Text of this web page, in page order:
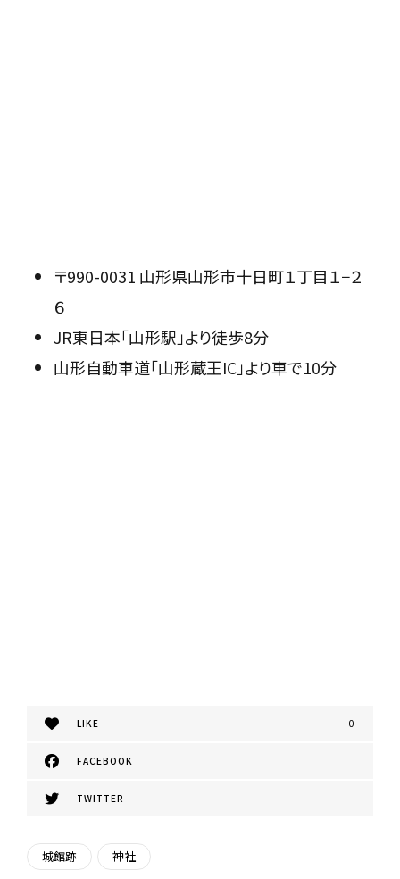
〒990-0031 山形県山形市十日町１丁目１−２
６
JR東日本「山形駅」より徒歩8分
山形自動車道「山形蔵王IC」より車で10分
LIKE 0
FACEBOOK
TWITTER
城館跡 神社